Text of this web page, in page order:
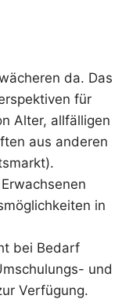
da. Das
für
Alter, allfälligen
aus anderen
in
bei Bedarf
und
Verfügung.